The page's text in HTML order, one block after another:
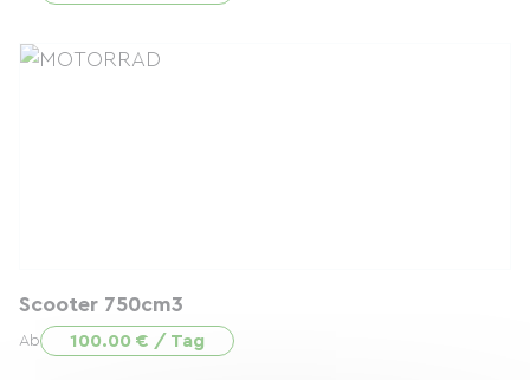
Scooter 750cm3
Ab 100.00 € / Tag